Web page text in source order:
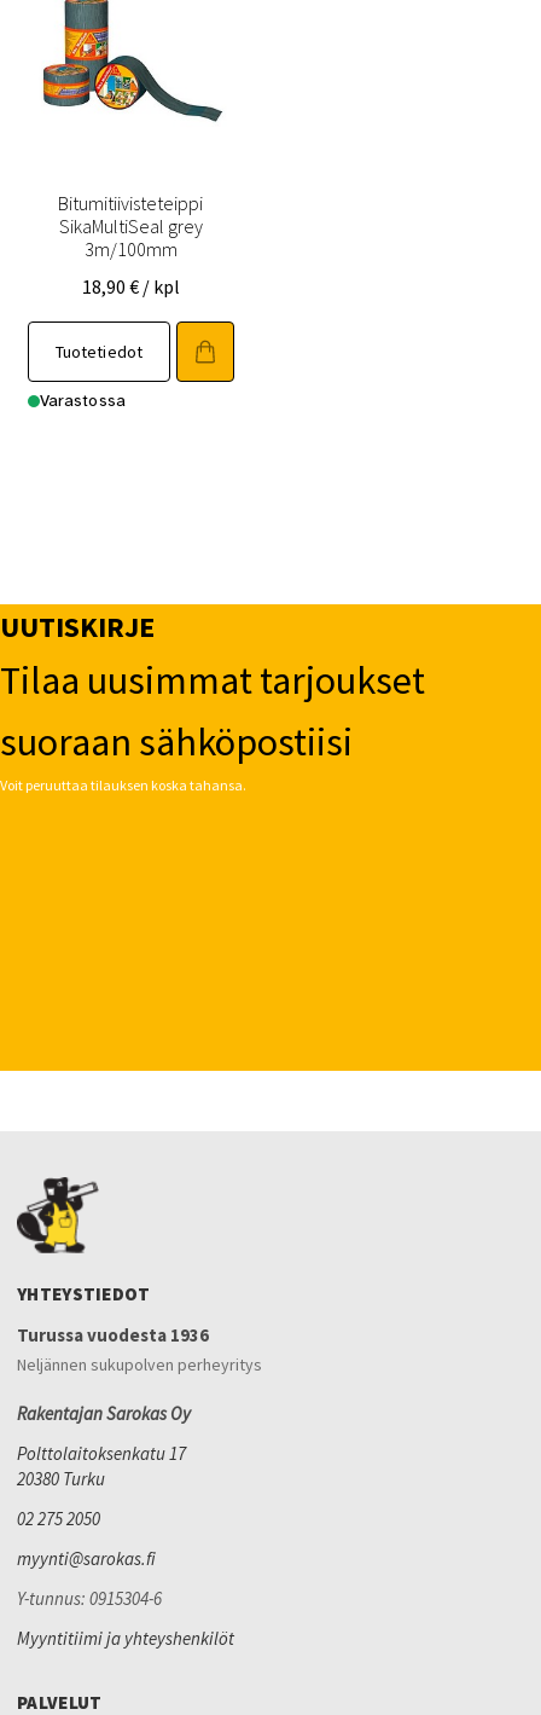
Bitumitiivisteteippi
SikaMultiSeal grey
3m/100mm
18,90 € / kpl
Tuotetiedot
Varastossa
UUTISKIRJE
Tilaa uusimmat tarjoukset
suoraan sähköpostiisi
Voit peruuttaa tilauksen koska tahansa.
YHTEYSTIEDOT
Turussa vuodesta 1936
Neljännen sukupolven perheyritys
Rakentajan Sarokas Oy
Polttolaitoksenkatu 17
20380 Turku
02 275 2050
myynti@sarokas.fi
Y-tunnus: 0915304-6
Myyntitiimi ja yhteyshenkilöt
PALVELUT